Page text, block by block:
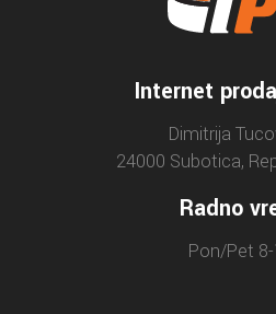
Internet
Dimitrija
24000 Subotica,
Radno
Pon/Pet